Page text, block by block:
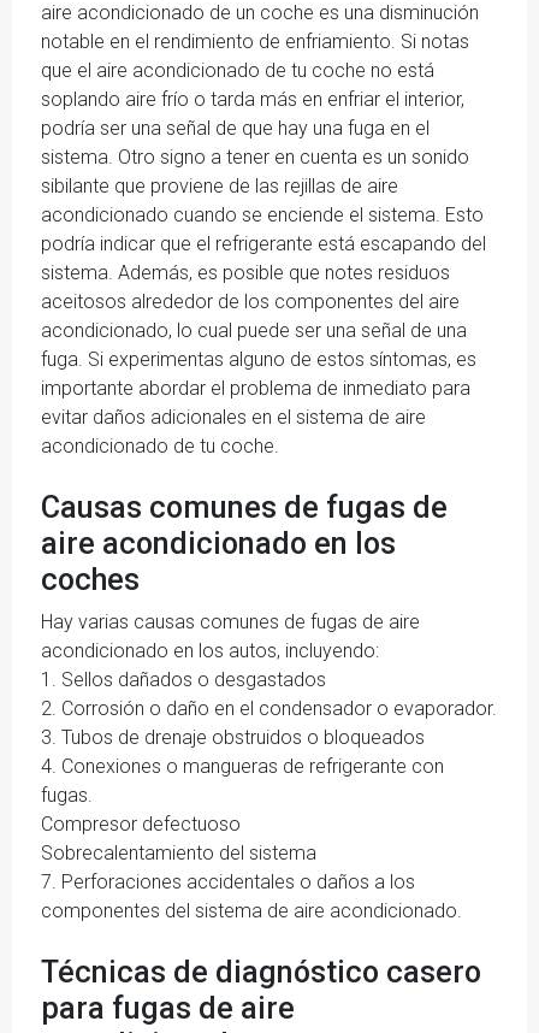
aire acondicionado de un coche es una disminución
notable en el rendimiento de enfriamiento. Si notas
que el aire acondicionado de tu coche no está
soplando aire frío o tarda más en enfriar el interior,
podría ser una señal de que hay una fuga en el
sistema. Otro signo a tener en cuenta es un sonido
sibilante que proviene de las rejillas de aire
acondicionado cuando se enciende el sistema. Esto
podría indicar que el refrigerante está escapando del
sistema. Además, es posible que notes residuos
aceitosos alrededor de los componentes del aire
acondicionado, lo cual puede ser una señal de una
fuga. Si experimentas alguno de estos síntomas, es
importante abordar el problema de inmediato para
evitar daños adicionales en el sistema de aire
acondicionado de tu coche.
Causas comunes de fugas de
aire acondicionado en los
coches
Hay varias causas comunes de fugas de aire
acondicionado en los autos, incluyendo:
1. Sellos dañados o desgastados
2. Corrosión o daño en el condensador o evaporador.
3. Tubos de drenaje obstruidos o bloqueados
4. Conexiones o mangueras de refrigerante con
fugas.
Compresor defectuoso
Sobrecalentamiento del sistema
7. Perforaciones accidentales o daños a los
componentes del sistema de aire acondicionado.
Técnicas de diagnóstico casero
para fugas de aire